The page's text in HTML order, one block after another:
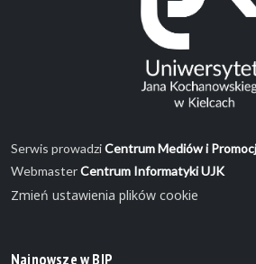
Serwis prowadziCentrum Mediów i
WebmasterCentrum Informatyki UJK
Zmień ustawienia plików cookie
Najnowsze w BIP